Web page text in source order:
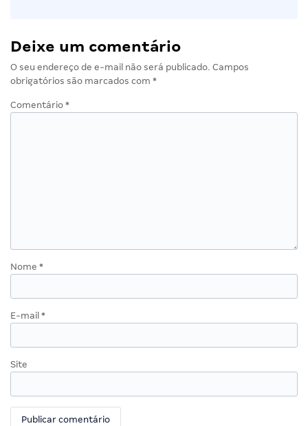
Deixe um comentário
O seu endereço de e-mail não será publicado. Campos
obrigatórios são marcados com *
Comentário *
Nome *
E-mail *
Site